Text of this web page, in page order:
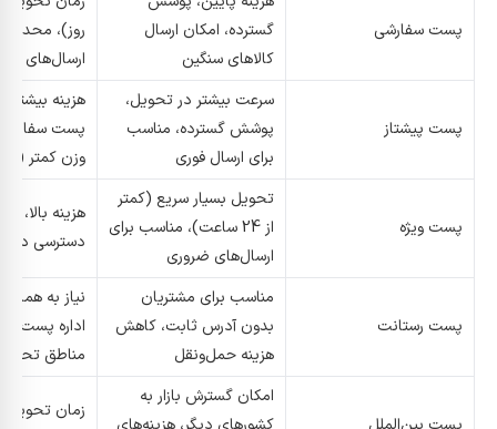
پست سفارشی
گسترده، امکان ارسال
کالاهای سنگین
روز)،
ارسال‌های
پست پیشتاز
سرعت بیشتر در تحویل،
پوشش گسترده، مناسب
برای ارسال فوری
هزینه بیشتر
پست
وزن کمتر (تا 25 کیلوگرم)
پست ویژه
تحویل بسیار سریع (کمتر
از 24 ساعت)، مناسب برای
ارسال‌های ضروری
هزینه بالا،
دسترسی در
پست رستانت
مناسب برای مشتریان
بدون آدرس ثابت، کاهش
هزینه حمل‌ونقل
نیاز به
اداره پست،
مناطق
امکان گسترش بازار به
زمان تحویل